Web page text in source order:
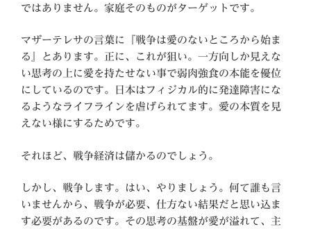
ではありません。家庭そのものがターゲットです。
マザーテレサの言葉に『戦争は愛のないところから始ま
る』とあります。正に、これが狙い。一方向しか見えな
い思考の上に愛を持たせない事で弱肉強食の本能を優位
にしているのです。日本はフィジカル的に発達障害にな
るようなライフラインを虐げられてます。愛の本質を見
えない様にするためです。
それほど、戦争経済は儲かるのでしょう。
しかし、戦争します。はい、やりましょう。何て誰も言
いませんから、戦争が必要、仕方ない結果だと思い込ま
す必要があるのです。その思考の基盤が愛が溢れて、主